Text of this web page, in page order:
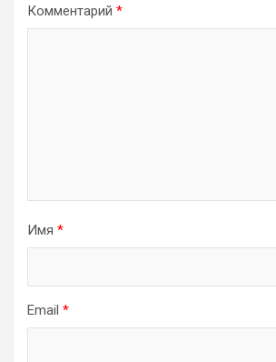
Комментарий *
Имя *
Email *